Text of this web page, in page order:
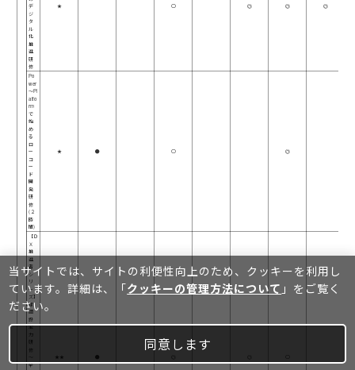
デ
ジ
タ
ル
化
推
進
研
修
★ ○ ◎ ◎ ◎
Po
wer
～Pl
atfo
rm
で
始
め
る
ロ
ー
コ
ー
ド
開
発
研
修
(２
時
間)
★ ● ○ ◎
【Ｄ
Ｘ
推
進
者
シ
リ
ー
ズ】
課
題
設
定
力
研
修
全
★★ ●
当サイトでは、サイトの利便性向上のため、クッキーを利⽤し
ています。詳細は、「クッキーの管理方法について 」をご覧く
ださい。
同意します